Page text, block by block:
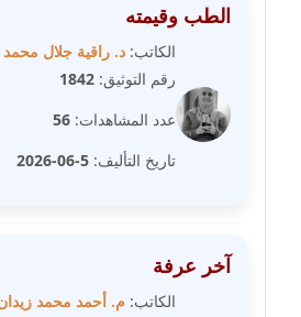
مدونة فاطمة الزهراء بناني
مدونة فاطمة حجازي
عاملة
مدونة فيروز القطلبي
الطب وقيمته
الكاتب: د. راقية جلال محمد
رقم التوثيق: 1842
عدد المشاهدات: 56
تاريخ التأليف: 5-06-2026
آخر عرفة
الكاتب: م. أحمد محمد